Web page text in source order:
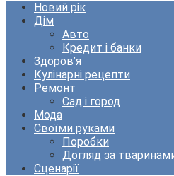
Новий рік
Дім
Авто
Кредит і банки
Здоров’я
Кулінарні рецепти
Ремонт
Сад і город
Мода
Своїми руками
Поробки
Догляд за
Сценарії